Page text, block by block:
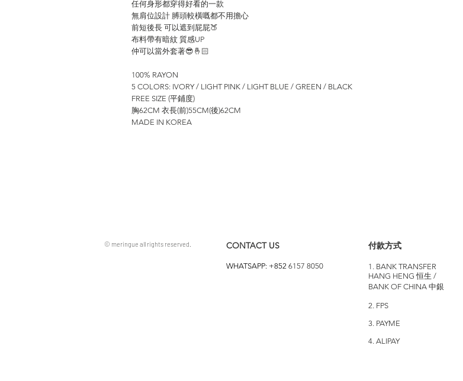
任何身形都穿得好看的一款
無肩位設計 膊頭較橫嘅都不用擔心
前短後長 可以遮到屁屁🍑
布料帶有暗紋 質感UP
仲可以當外套著😎🤞🏻
100% RAYON
5 COLORS: IVORY / LIGHT PINK / LIGHT BLUE / GREEN / BLACK
FREE SIZE (平鋪度)
胸62CM 衣長(前)55CM(後)62CM
MADE IN KOREA
© meringue all rights reserved. CONTACT US
WHATSAPP: +852 6157 8050
付款方式
1. BANK TRANSFER
HANG HENG 恒生 /
BANK OF CHINA 中銀
2. FPS
3. PAYME
4. ALIPAY